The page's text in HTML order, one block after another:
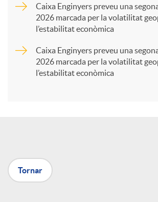
X
Caixa Enginyers preveu una
2026 marcada per la volatilitat
l’estabilitat econòmica
Caixa Enginyers preveu una
2026 marcada per la volatilitat
l’estabilitat econòmica
Tornar